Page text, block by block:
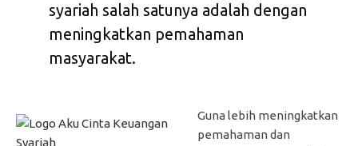
syariah salah satunya adalah dengan
meningkatkan pemahaman
masyarakat.
Guna lebih meningkatkan
pemahaman dan